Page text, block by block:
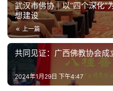
武汉市佛协｜以“四个深化”
想建设
上一篇
共同见证：广西佛教协会成
2024年1月29日 下午4:47